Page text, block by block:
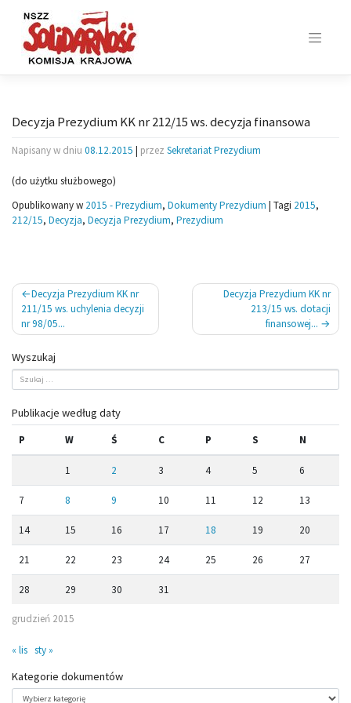
content
Decyzja Prezydium KK nr 212/15 ws. decyzja finansowa
Napisany w dniu 08.12.2015 | przez Sekretariat Prezydium
(do użytku służbowego)
Opublikowany w 2015 - Prezydium, Dokumenty Prezydium | Tagi 2015,
212/15, Decyzja, Decyzja Prezydium, Prezydium
Nawigacja
wpisu
Decyzja Prezydium KK nr
211/15 ws. uchylenia decyzji
nr 98/05...
Decyzja Prezydium KK nr
213/15 ws. dotacji
finansowej...
Wyszukaj
Publikacje według daty
grudzień 2015
P W Ś C P S N
1 2 3 4 5 6
7 8 9 10 11 12 13
14 15 16 17 18 19 20
21 22 23 24 25 26 27
28 29 30 31
« lis sty »
Kategorie dokumentów